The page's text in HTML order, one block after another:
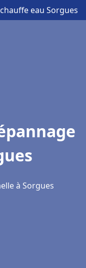
eau Sorgues
à Sorgues